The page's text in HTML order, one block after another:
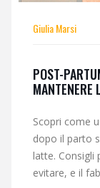
Giulia Marsi
POST-
MANTENERE
Scopri come
dopo il parto
latte. Consigli
evitare, e il